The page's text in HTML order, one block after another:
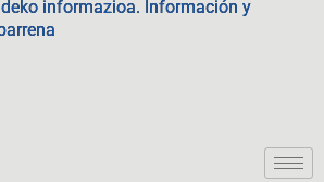
informazioa. Información y